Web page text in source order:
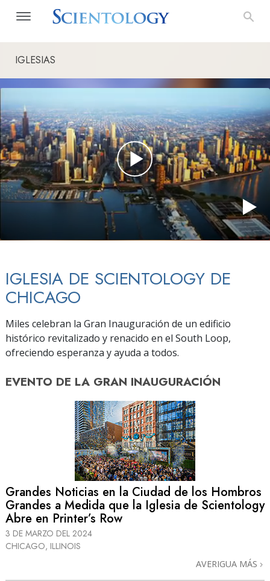
IGLESIAS
IGLESIA DE SCIENTOLOGY DE
CHICAGO
Miles celebran la Gran Inauguración de un edificio
histórico revitalizado y renacido en el South Loop,
ofreciendo esperanza y ayuda a todos.
EVENTO DE LA GRAN INAUGURACIÓN
Grandes Noticias en la Ciudad de los Hombros
Grandes a Medida que la Iglesia de Scientology
Abre en Printer’s Row
3 DE MARZO DEL 2024
CHICAGO, ILLINOIS
AVERIGUA MÁS